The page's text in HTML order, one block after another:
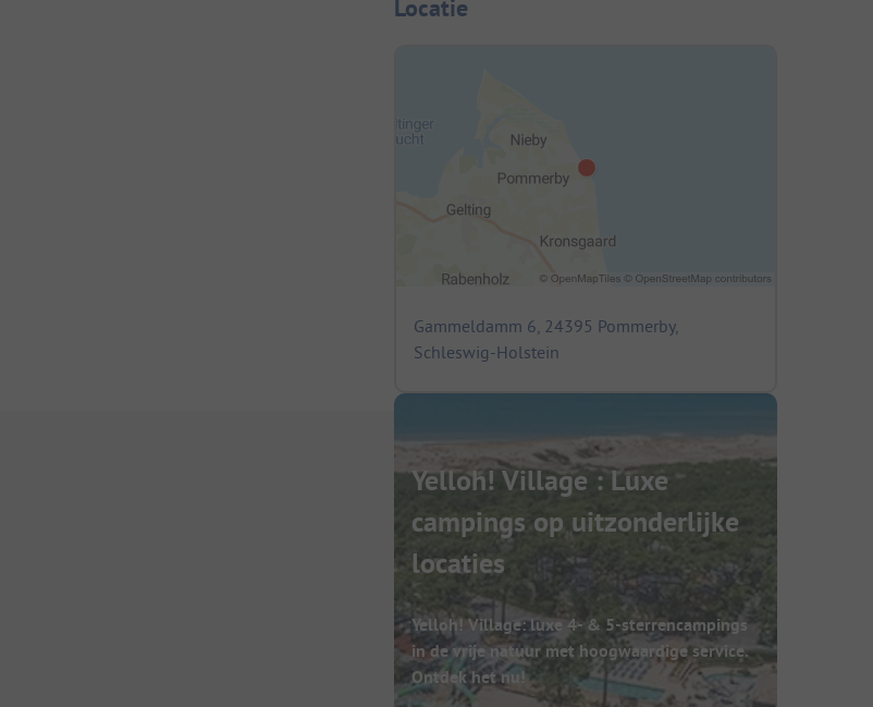
Locatie
Gammeldamm 6, 24395 Pommerby,
Schleswig-Holstein
Yelloh! Village : Luxe
campings op uitzonderlijke
locaties
Yelloh! Village: luxe 4- & 5-sterrencampings
in de vrije natuur met hoogwaardige service.
Ontdek het nu!